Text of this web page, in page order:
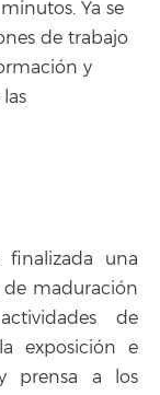
Ya se
de trabajo
y
una
de maduración
de
exposición e
prensa a los